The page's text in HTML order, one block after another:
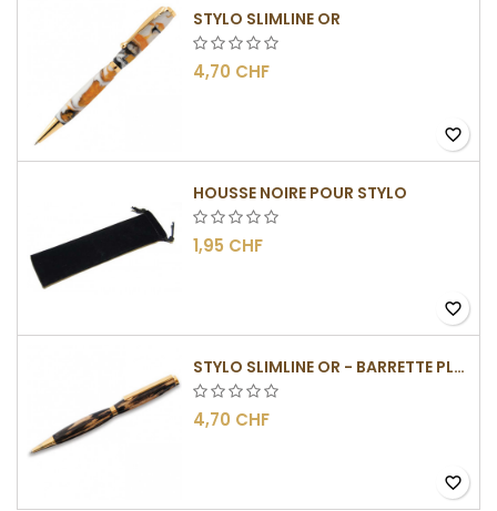
STYLO SLIMLINE OR
4,70 CHF
favorite_border
HOUSSE NOIRE POUR STYLO
1,95 CHF
favorite_border
STYLO SLIMLINE OR - BARRETTE PLATE
4,70 CHF
favorite_border